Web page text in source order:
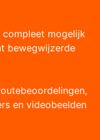
compleet mogelijk
bewegwijzerde
en videobeelden